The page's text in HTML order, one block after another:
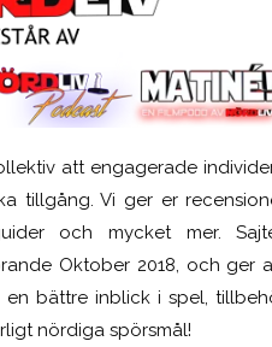
att engagerade
tillgång. Vi ger er
och mycket mer.
Oktober 2018, och ger
bättre inblick i spel,
nördiga spörsmål!
Gaming Omega